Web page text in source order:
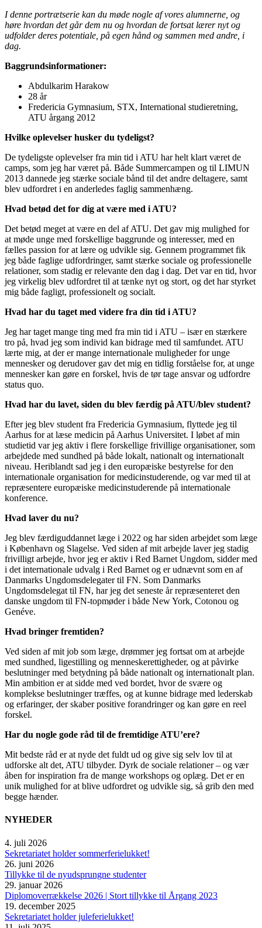
I denne portrætserie kan du møde nogle af vores alumnerne, og
høre hvordan det går dem nu og hvordan de fortsat lærer nyt og
udfolder deres potentiale, på egen hånd og sammen med andre, i
dag.
Baggrundsinformationer:
Abdulkarim Harakow
28 år
Fredericia Gymnasium, STX, International studieretning,
ATU årgang 2012
Hvilke oplevelser husker du tydeligst?
De tydeligste oplevelser fra min tid i ATU har helt klart været de
camps, som jeg har været på. Både Summercampen og til LIMUN
2013 dannede jeg stærke sociale bånd til det andre deltagere, samt
blev udfordret i en anderledes faglig sammenhæng.
Hvad betød det for dig at være med i ATU?
Det betød meget at være en del af ATU. Det gav mig mulighed for
at møde unge med forskellige baggrunde og interesser, med en
fælles passion for at lære og udvikle sig. Gennem programmet fik
jeg både faglige udfordringer, samt stærke sociale og professionelle
relationer, som stadig er relevante den dag i dag. Det var en tid, hvor
jeg virkelig blev udfordret til at tænke nyt og stort, og det har styrket
mig både fagligt, professionelt og socialt.
Hvad har du taget med videre fra din tid i ATU?
Jeg har taget mange ting med fra min tid i ATU – især en stærkere
tro på, hvad jeg som individ kan bidrage med til samfundet. ATU
lærte mig, at der er mange internationale muligheder for unge
mennesker og derudover gav det mig en tidlig forståelse for, at unge
mennesker kan gøre en forskel, hvis de tør tage ansvar og udfordre
status quo.
Hvad har du lavet, siden du blev færdig på ATU/blev student?
Efter jeg blev student fra Fredericia Gymnasium, flyttede jeg til
Aarhus for at læse medicin på Aarhus Universitet. I løbet af min
studietid var jeg aktiv i flere forskellige frivillige organisationer, som
arbejdede med sundhed på både lokalt, nationalt og internationalt
niveau. Heriblandt sad jeg i den europæiske bestyrelse for den
internationale organisation for medicinstuderende, og var med til at
repræsentere europæiske medicinstuderende på internationale
konference.
Hvad laver du nu?
Jeg blev færdiguddannet læge i 2022 og har siden arbejdet som læge
i København og Slagelse. Ved siden af mit arbejde laver jeg stadig
frivilligt arbejde, hvor jeg er aktiv i Red Barnet Ungdom, sidder med
i det internationale udvalg i Red Barnet og er udnævnt som en af
Danmarks Ungdomsdelegater til FN. Som Danmarks
Ungdomsdelegat til FN, har jeg det seneste år repræsenteret den
danske ungdom til FN-topmøder i både New York, Cotonou og
Genéve.
Hvad bringer fremtiden?
Ved siden af mit job som læge, drømmer jeg fortsat om at arbejde
med sundhed, ligestilling og menneskerettigheder, og at påvirke
beslutninger med betydning på både nationalt og internationalt plan.
Min ambition er at sidde med ved bordet, hvor de svære og
komplekse beslutninger træffes, og at kunne bidrage med lederskab
og erfaringer, der skaber positive forandringer og kan gøre en reel
forskel.
Har du nogle gode råd til de fremtidige ATU’ere?
Mit bedste råd er at nyde det fuldt ud og give sig selv lov til at
udforske alt det, ATU tilbyder. Dyrk de sociale relationer – og vær
åben for inspiration fra de mange workshops og oplæg. Det er en
unik mulighed for at blive udfordret og udvikle sig, så grib den med
begge hænder.
NYHEDER
4. juli 2026
Sekretariatet holder sommerferielukket!
26. juni 2026
Tillykke til de nyudsprungne studenter
29. januar 2026
Diplomoverrækkelse 2026 | Stort tillykke til Årgang 2023
19. december 2025
Sekretariatet holder juleferielukket!